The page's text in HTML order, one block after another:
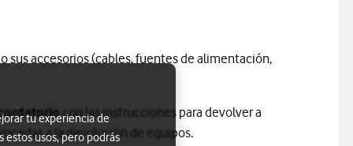
sus accesorios (cables, fuentes de alimentación,
con las instrucciones para devolver a
a la devolución de equipos.
tu experiencia de
estos usos, pero podrás